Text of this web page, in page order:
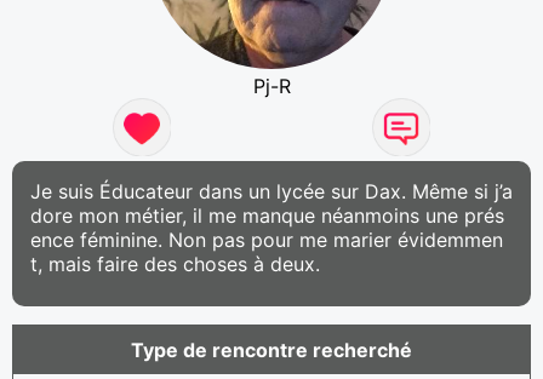
Pj-R
Je suis Éducateur dans un lycée sur Dax. Même si j’a
dore mon métier, il me manque néanmoins une prés
ence féminine. Non pas pour me marier évidemmen
t, mais faire des choses à deux.
Type de rencontre recherché